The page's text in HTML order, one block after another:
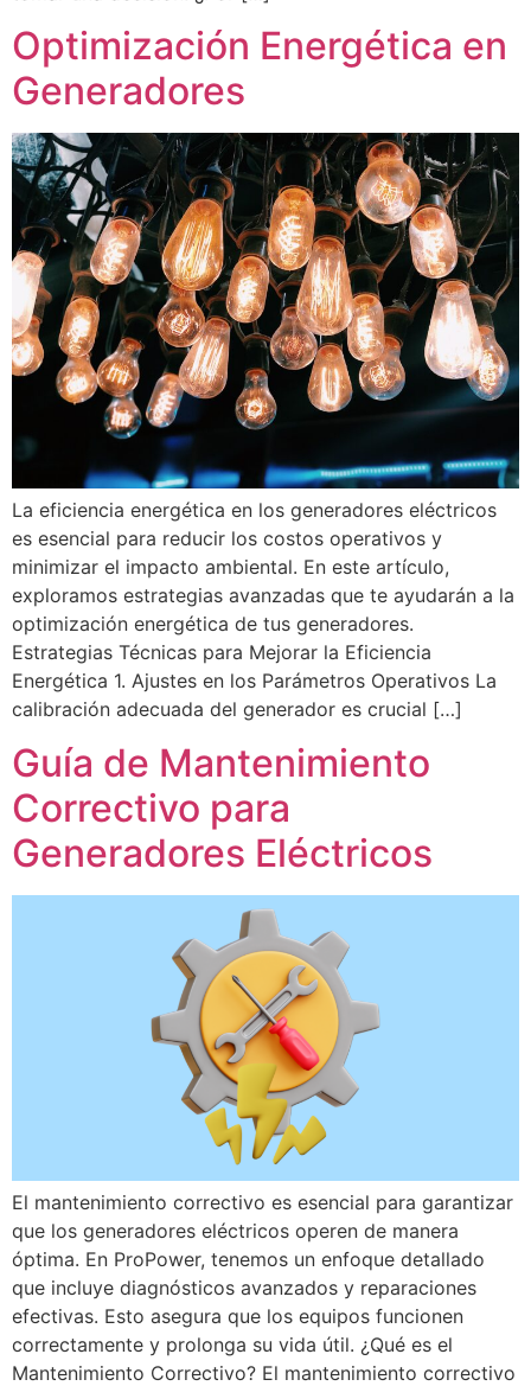
Optimización Energética en
Generadores
La eficiencia energética en los generadores eléctricos
es esencial para reducir los costos operativos y
minimizar el impacto ambiental. En este artículo,
exploramos estrategias avanzadas que te ayudarán a la
optimización energética de tus generadores.
Estrategias Técnicas para Mejorar la Eficiencia
Energética 1. Ajustes en los Parámetros Operativos La
calibración adecuada del generador es crucial […]
Guía de Mantenimiento
Correctivo para
Generadores Eléctricos
El mantenimiento correctivo es esencial para garantizar
que los generadores eléctricos operen de manera
óptima. En ProPower, tenemos un enfoque detallado
que incluye diagnósticos avanzados y reparaciones
efectivas. Esto asegura que los equipos funcionen
correctamente y prolonga su vida útil. ¿Qué es el
Mantenimiento Correctivo? El mantenimiento correctivo